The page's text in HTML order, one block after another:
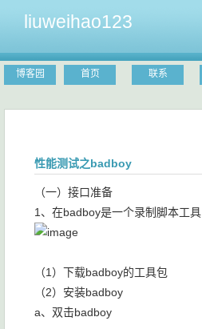
liuweihao123
博客园 首页 联系
性能测试之badboy
（一）接口准备
1、在badboy是一个录制脚本工具
（1）下载badboy的工具包
（2）安装badboy
a、双击badboy